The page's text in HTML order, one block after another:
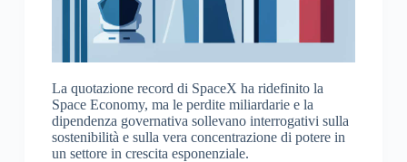
La quotazione record di SpaceX ha ridefinito la
Space Economy, ma le perdite miliardarie e la
dipendenza governativa sollevano interrogativi sulla
sostenibilità e sulla vera concentrazione di potere in
un settore in crescita esponenziale.